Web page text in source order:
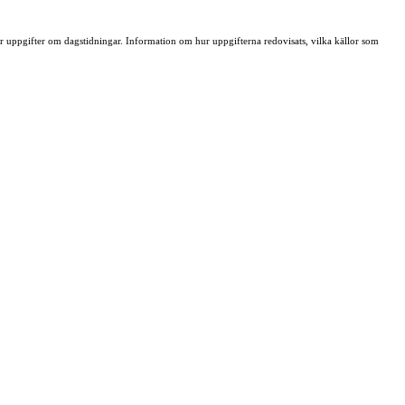
uppgifter om dagstidningar. Information om hur uppgifterna redovisats, vilka källor som